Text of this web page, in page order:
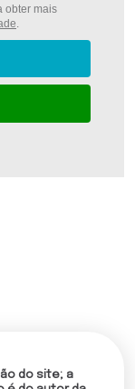
obter mais
do site; a